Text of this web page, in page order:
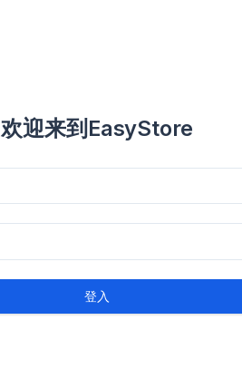
欢迎来到EasyStore
登入